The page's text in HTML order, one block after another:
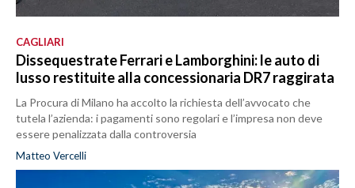
CAGLIARI
Dissequestrate Ferrari e Lamborghini: le auto di
lusso restituite alla concessionaria DR7 raggirata
La Procura di Milano ha accolto la richiesta dell’avvocato che
tutela l’azienda: i pagamenti sono regolari e l’impresa non deve
essere penalizzata dalla controversia
Matteo Vercelli